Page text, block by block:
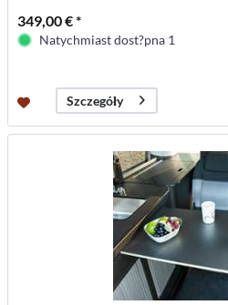
349,00 € *
Natychmiast dost?pna 1
Szczegóły